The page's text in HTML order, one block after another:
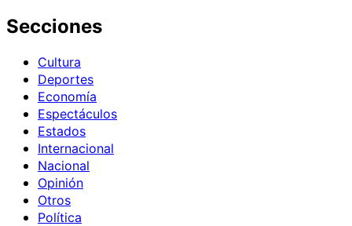
Secciones
Cultura
Deportes
Economía
Espectáculos
Estados
Internacional
Nacional
Opinión
Otros
Política